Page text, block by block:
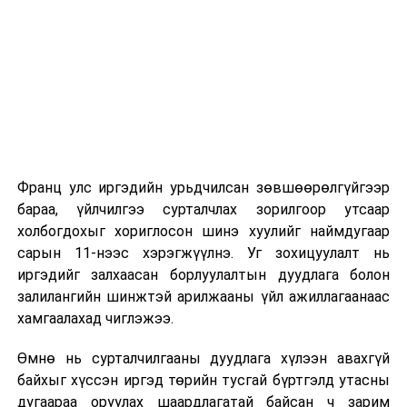
·Хүмүүнлэг
боловсролыг дэмжих
тухай хуулийн төсөл/
УИХ-ын гишүүн Б.Бат-
Эрдэнэ нарын 4 гишүүн
2020.05.04-ний өдөр
өргөн мэдүүлсэн,
·Монгол Улсын Их
2026 оны 9 дүгээр сарын 13-наас оюутнуудыг
дотуур байранд оруулж эхэлнэ.
Сургууль, цэцэрлэгийн үйл ажиллагааны
зохицуулалт
2026 оны 8 дугаар сарын 17–28-ны өдрүүдэд
байранд элсэлт, бүртгэл болон бусад аливаа
арга хэмжээ зохион байгуулахгүй болно.
Франц улс иргэдийн урьдчилсан зөвшөөрөлгүйгээр
бараа, үйлчилгээ сурталчлах зорилгоор утсаар
холбогдохыг хориглосон шинэ хуулийг наймдугаар
сарын 11-нээс хэрэгжүүлнэ. Уг зохицуулалт нь
иргэдийг залхаасан борлуулалтын дуудлага болон
залилангийн шинжтэй арилжааны үйл ажиллагаанаас
хамгаалахад чиглэжээ.
Өмнө нь сурталчилгааны дуудлага хүлээн авахгүй
байхыг хүссэн иргэд төрийн тусгай бүртгэлд утасны
дугаараа оруулах шаардлагатай байсан ч зарим